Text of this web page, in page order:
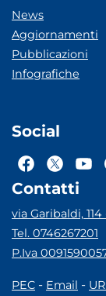
News
Aggiornamenti
Pubblicazioni
Infografiche
Social
Contatti
via Garibaldi,
Tel. 0746267201
P.Iva
PEC - Email -